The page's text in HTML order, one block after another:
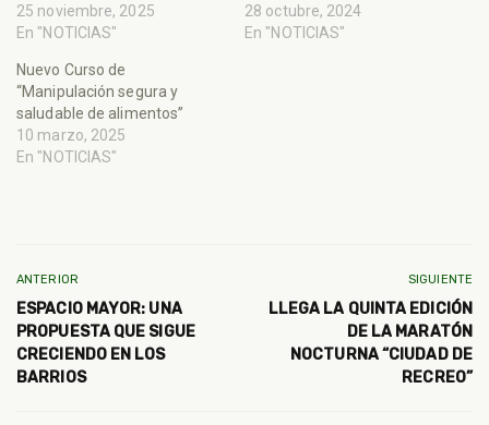
25 noviembre, 2025
En "NOTICIAS"
28 octubre, 2024
En "NOTICIAS"
Nuevo Curso de
“Manipulación segura y
saludable de alimentos”
10 marzo, 2025
En "NOTICIAS"
ANTERIOR
ESPACIO MAYOR: UNA
PROPUESTA QUE SIGUE
CRECIENDO EN LOS
BARRIOS
SIGUIENTE
LLEGA LA QUINTA EDICIÓN
DE LA MARATÓN
NOCTURNA “CIUDAD DE
RECREO”